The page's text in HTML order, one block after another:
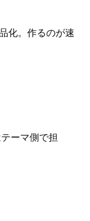
化。作るのが速
ーマ側で担